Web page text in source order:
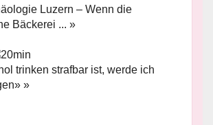
Luzern – Wenn die
Bäckerei ... »
trinken strafbar ist, werde ich
»